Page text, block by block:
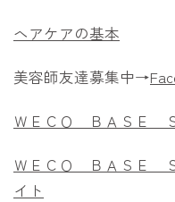
ヘアケアの基本
美容師友達募集中→
ＷＥＣＯ ＢＡＳＥ
ＷＥＣＯ ＢＡＳＥ
イト